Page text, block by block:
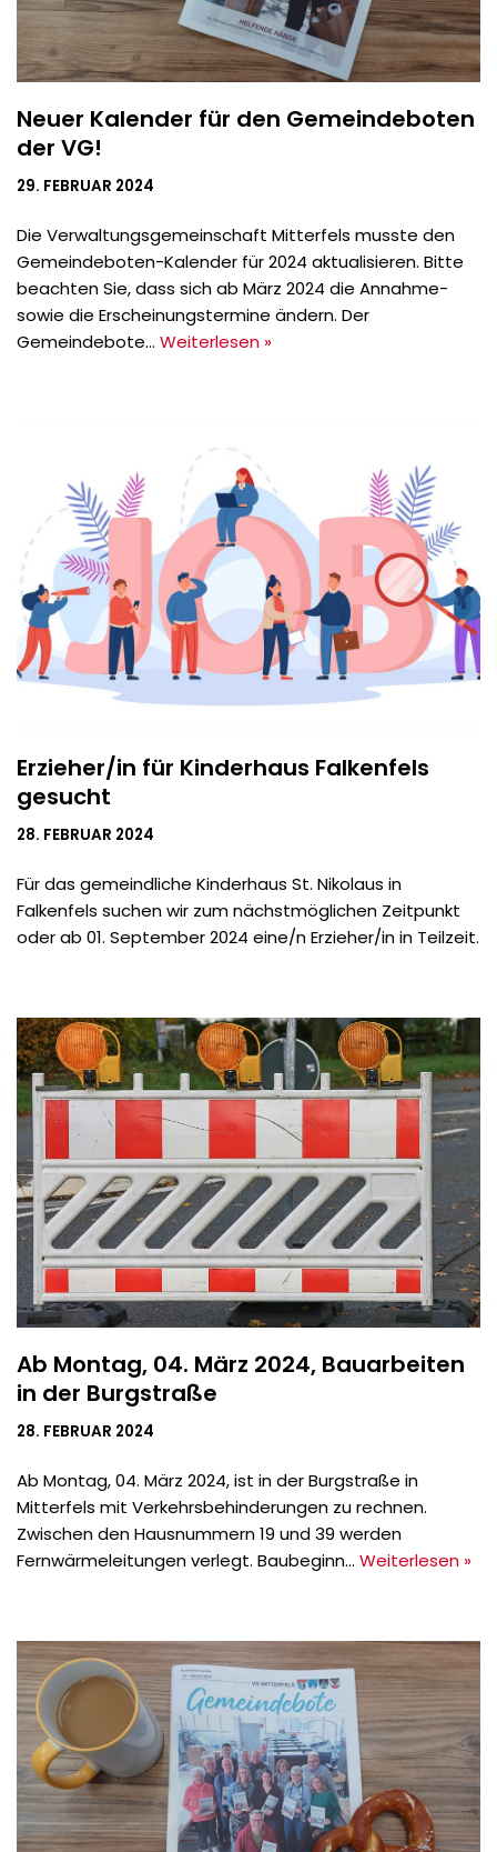
Neuer Kalender für den Gemeindeboten
der VG!
29. FEBRUAR 2024
Die Verwaltungsgemeinschaft Mitterfels musste den
Gemeindeboten-Kalender für 2024 aktualisieren. Bitte
beachten Sie, dass sich ab März 2024 die Annahme-
sowie die Erscheinungstermine ändern. Der
Gemeindebote… Weiterlesen »
Erzieher/in für Kinderhaus Falkenfels
gesucht
28. FEBRUAR 2024
Für das gemeindliche Kinderhaus St. Nikolaus in
Falkenfels suchen wir zum nächstmöglichen Zeitpunkt
oder ab 01. September 2024 eine/n Erzieher/in in Teilzeit.
Ab Montag, 04. März 2024, Bauarbeiten
in der Burgstraße
28. FEBRUAR 2024
Ab Montag, 04. März 2024, ist in der Burgstraße in
Mitterfels mit Verkehrsbehinderungen zu rechnen.
Zwischen den Hausnummern 19 und 39 werden
Fernwärmeleitungen verlegt. Baubeginn… Weiterlesen »